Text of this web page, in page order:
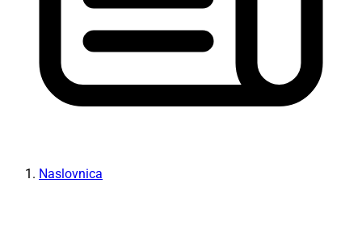
Naslovnica